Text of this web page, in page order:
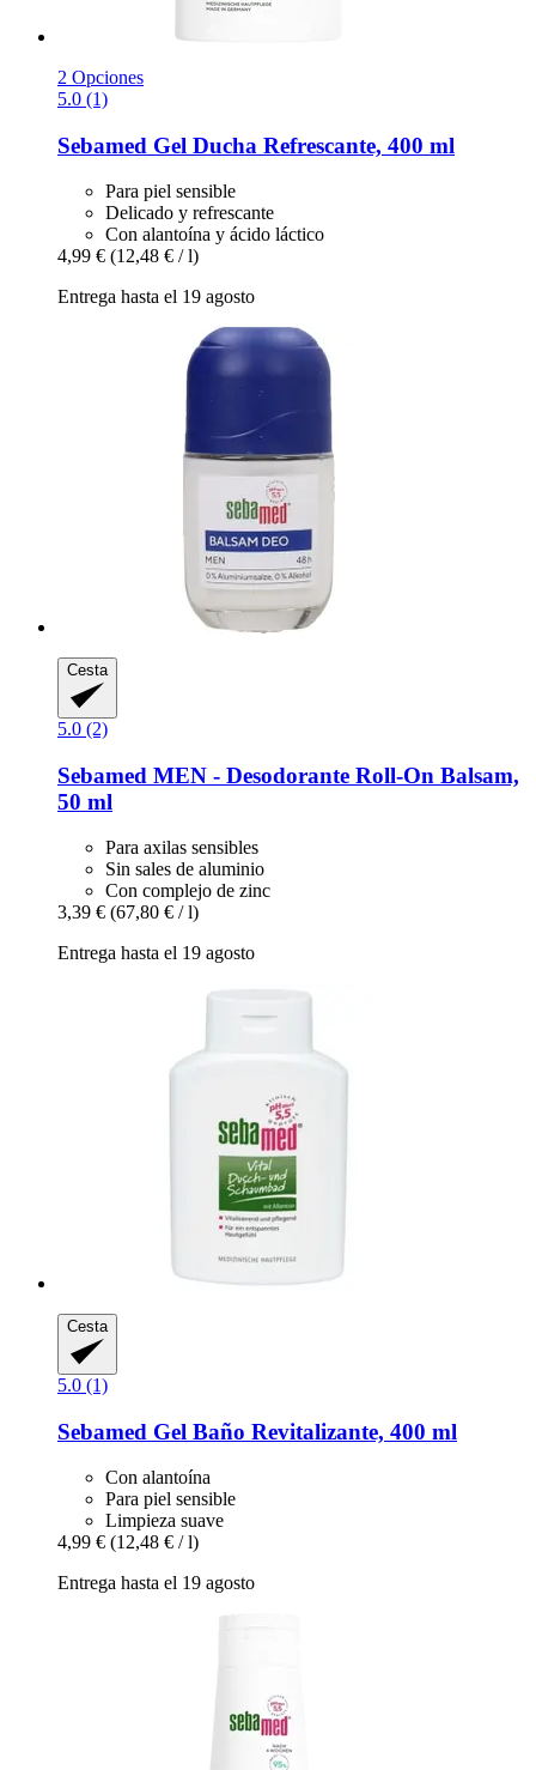
2 Opciones
5.0 (1)
Sebamed Gel Ducha Refrescante, 400 ml
Para piel sensible
Delicado y refrescante
Con alantoína y ácido láctico
4,99 € (12,48 € / l)
Entrega hasta el 19 agosto
Cesta
5.0 (2)
Sebamed MEN -​ Desodorante Roll-​On Balsam,
50 ml
Para axilas sensibles
Sin sales de aluminio
Con complejo de zinc
3,39 € (67,80 € / l)
Entrega hasta el 19 agosto
Cesta
5.0 (1)
Sebamed Gel Baño Revitalizante, 400 ml
Con alantoína
Para piel sensible
Limpieza suave
4,99 € (12,48 € / l)
Entrega hasta el 19 agosto